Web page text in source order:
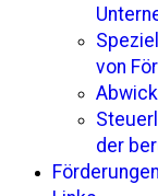
von
der
Förderungen